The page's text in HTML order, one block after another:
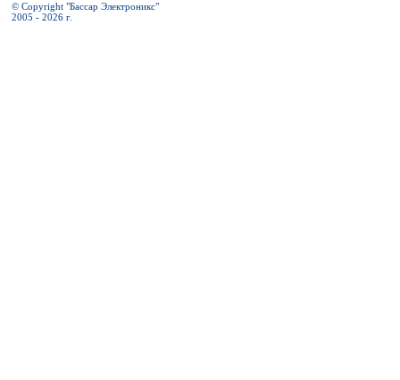
© Copyright "Бассар Электроникс"
2005 - 2026 г.